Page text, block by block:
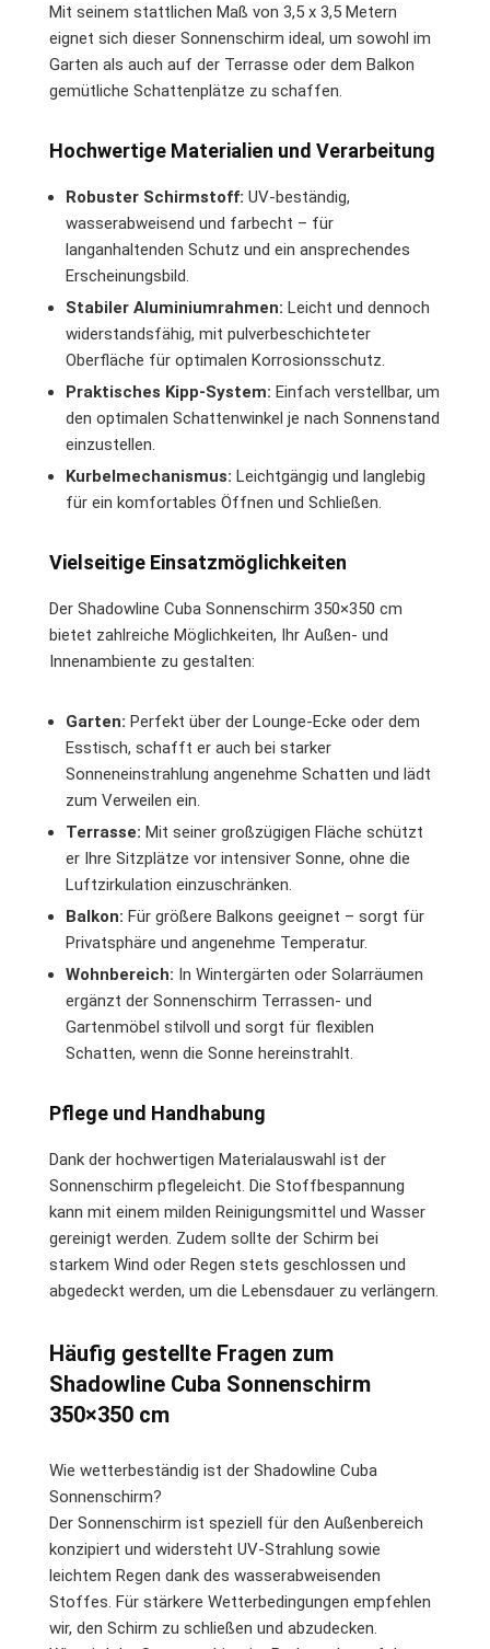
Mit seinem stattlichen Maß von 3,5 x 3,5 Metern
eignet sich dieser Sonnenschirm ideal, um sowohl im
Garten als auch auf der Terrasse oder dem Balkon
gemütliche Schattenplätze zu schaffen.
Hochwertige Materialien und Verarbeitung
Robuster Schirmstoff: UV-beständig,
wasserabweisend und farbecht – für
langanhaltenden Schutz und ein ansprechendes
Erscheinungsbild.
Stabiler Aluminiumrahmen: Leicht und dennoch
widerstandsfähig, mit pulverbeschichteter
Oberfläche für optimalen Korrosionsschutz.
Praktisches Kipp-System: Einfach verstellbar, um
den optimalen Schattenwinkel je nach Sonnenstand
einzustellen.
Kurbelmechanismus: Leichtgängig und langlebig
für ein komfortables Öffnen und Schließen.
Vielseitige Einsatzmöglichkeiten
Der Shadowline Cuba Sonnenschirm 350×350 cm
bietet zahlreiche Möglichkeiten, Ihr Außen- und
Innenambiente zu gestalten:
Garten: Perfekt über der Lounge-Ecke oder dem
Esstisch, schafft er auch bei starker
Sonneneinstrahlung angenehme Schatten und lädt
zum Verweilen ein.
Terrasse: Mit seiner großzügigen Fläche schützt
er Ihre Sitzplätze vor intensiver Sonne, ohne die
Luftzirkulation einzuschränken.
Balkon: Für größere Balkons geeignet – sorgt für
Privatsphäre und angenehme Temperatur.
Wohnbereich: In Wintergärten oder Solarräumen
ergänzt der Sonnenschirm Terrassen- und
Gartenmöbel stilvoll und sorgt für flexiblen
Schatten, wenn die Sonne hereinstrahlt.
Pflege und Handhabung
Dank der hochwertigen Materialauswahl ist der
Sonnenschirm pflegeleicht. Die Stoffbespannung
kann mit einem milden Reinigungsmittel und Wasser
gereinigt werden. Zudem sollte der Schirm bei
starkem Wind oder Regen stets geschlossen und
abgedeckt werden, um die Lebensdauer zu verlängern.
Häufig gestellte Fragen zum
Shadowline Cuba Sonnenschirm
350×350 cm
Wie wetterbeständig ist der Shadowline Cuba
Sonnenschirm?
Der Sonnenschirm ist speziell für den Außenbereich
konzipiert und widersteht UV-Strahlung sowie
leichtem Regen dank des wasserabweisenden
Stoffes. Für stärkere Wetterbedingungen empfehlen
wir, den Schirm zu schließen und abzudecken.